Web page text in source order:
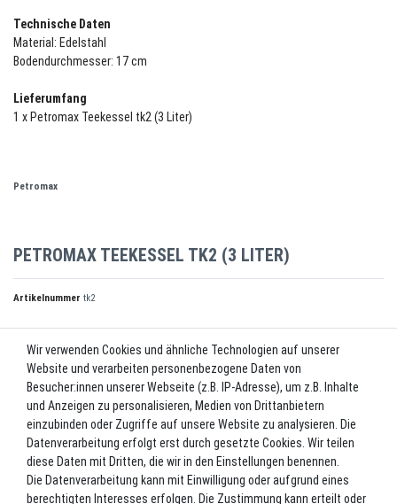
Technische Daten
Material: Edelstahl
Bodendurchmesser: 17 cm
Lieferumfang
1 x Petromax Teekessel tk2 (3 Liter)
Petromax
PETROMAX TEEKESSEL TK2 (3 LITER)
Artikelnummer tk2
UVP 69,99 €
63,00 EUR*
Lieferzeit ca. 2-3 Werktage.
In den Warenkorb
Wir verwenden Cookies und ähnliche Technologien auf unserer
Website und verarbeiten personenbezogene Daten von
Besucher:innen unserer Webseite (z.B. IP-Adresse), um z.B. Inhalte
und Anzeigen zu personalisieren, Medien von Drittanbietern
einzubinden oder Zugriffe auf unsere Website zu analysieren. Die
Datenverarbeitung erfolgt erst durch gesetzte Cookies. Wir teilen
diese Daten mit Dritten, die wir in den Einstellungen benennen.
Die Datenverarbeitung kann mit Einwilligung oder aufgrund eines
berechtigten Interesses erfolgen. Die Zustimmung kann erteilt oder